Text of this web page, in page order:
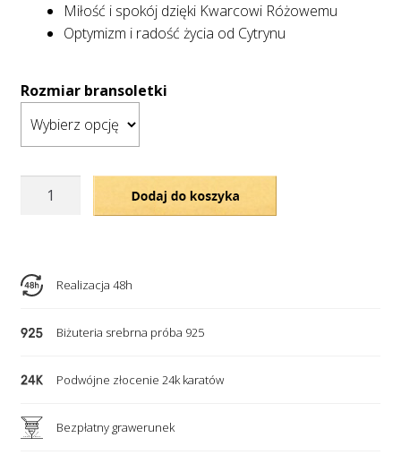
Miłość i spokój dzięki Kwarcowi Różowemu
Optymizm i radość życia od Cytrynu
Rozmiar bransoletki
Pozłacana
SZCZĘŚCIA
1
cytryn,
Dodaj do koszyka
Realizacja 48h
Biżuteria srebrna próba 925
Podwójne złocenie 24k karatów
Bezpłatny grawerunek